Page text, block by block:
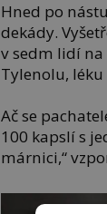
Hned po
dekády.
v sedm lidí
Tylenolu,
Ač se
100 kapslí s
márnici,“